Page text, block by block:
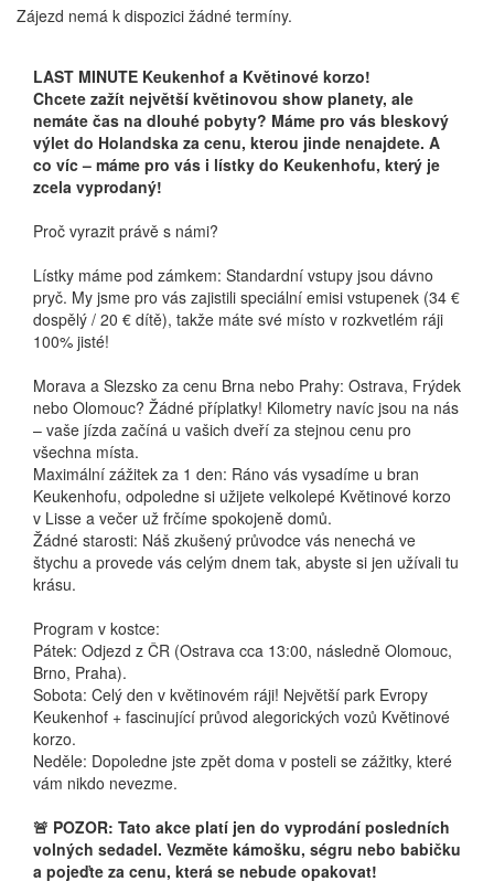
Zájezd nemá k dispozici žádné termíny.
LAST MINUTE Keukenhof a Květinové korzo!
Chcete zažít největší květinovou show planety, ale
nemáte čas na dlouhé pobyty? Máme pro vás bleskový
výlet do Holandska za cenu, kterou jinde nenajdete. A
co víc – máme pro vás i lístky do Keukenhofu, který je
zcela vyprodaný!
Proč vyrazit právě s námi?
Lístky máme pod zámkem: Standardní vstupy jsou dávno
pryč. My jsme pro vás zajistili speciální emisi vstupenek (34 €
dospělý / 20 € dítě), takže máte své místo v rozkvetlém ráji
100% jisté!
Morava a Slezsko za cenu Brna nebo Prahy: Ostrava, Frýdek
nebo Olomouc? Žádné příplatky! Kilometry navíc jsou na nás
– vaše jízda začíná u vašich dveří za stejnou cenu pro
všechna místa.
Maximální zážitek za 1 den: Ráno vás vysadíme u bran
Keukenhofu, odpoledne si užijete velkolepé Květinové korzo
v Lisse a večer už frčíme spokojeně domů.
Žádné starosti: Náš zkušený průvodce vás nenechá ve
štychu a provede vás celým dnem tak, abyste si jen užívali tu
krásu.
Program v kostce:
Pátek: Odjezd z ČR (Ostrava cca 13:00, následně Olomouc,
Brno, Praha).
Sobota: Celý den v květinovém ráji! Největší park Evropy
Keukenhof + fascinující průvod alegorických vozů Květinové
korzo.
Neděle: Dopoledne jste zpět doma v posteli se zážitky, které
vám nikdo nevezme.
🚨 POZOR: Tato akce platí jen do vyprodání posledních
volných sedadel. Vezměte kámošku, ségru nebo babičku
a pojeďte za cenu, která se nebude opakovat!